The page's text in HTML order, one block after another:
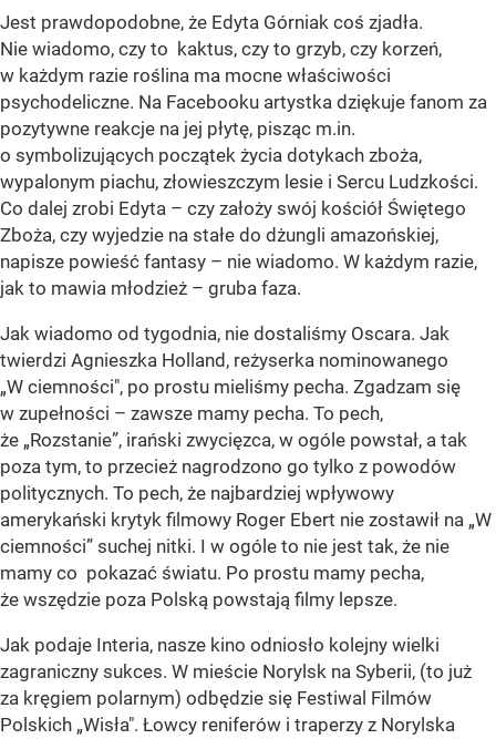
Jest prawdopodobne, że Edyta Górniak coś zjadła.
Nie wiadomo, czy to kaktus, czy to grzyb, czy korzeń,
w każdym razie roślina ma mocne właściwości
psychodeliczne. Na Facebooku artystka dziękuje fanom za
pozytywne reakcje na jej płytę, pisząc m.in.
o symbolizujących początek życia dotykach zboża,
wypalonym piachu, złowieszczym lesie i Sercu Ludzkości.
Co dalej zrobi Edyta – czy założy swój kościół Świętego
Zboża, czy wyjedzie na stałe do dżungli amazońskiej,
napisze powieść fantasy – nie wiadomo. W każdym razie,
jak to mawia młodzież – gruba faza.
Jak wiadomo od tygodnia, nie dostaliśmy Oscara. Jak
twierdzi Agnieszka Holland, reżyserka nominowanego
„W ciemności", po prostu mieliśmy pecha. Zgadzam się
w zupełności – zawsze mamy pecha. To pech,
że „Rozstanie”, irański zwycięzca, w ogóle powstał, a tak
poza tym, to przecież nagrodzono go tylko z powodów
politycznych. To pech, że najbardziej wpływowy
amerykański krytyk filmowy Roger Ebert nie zostawił na „W
ciemności” suchej nitki. I w ogóle to nie jest tak, że nie
mamy co pokazać światu. Po prostu mamy pecha,
że wszędzie poza Polską powstają filmy lepsze.
Jak podaje Interia, nasze kino odniosło kolejny wielki
zagraniczny sukces. W mieście Norylsk na Syberii, (to już
za kręgiem polarnym) odbędzie się Festiwal Filmów
Polskich „Wisła". Łowcy reniferów i traperzy z Norylska